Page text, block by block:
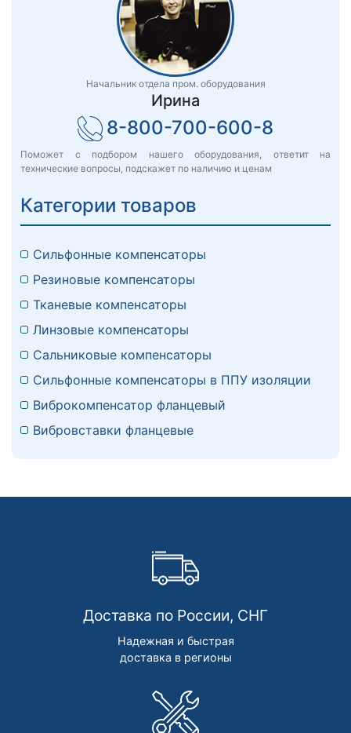
Начальник отдела пром. оборудования
Ирина
8-800-700-600-8
Поможет с подбором нашего оборудования, ответит на
технические вопросы, подскажет по наличию и ценам
Категории товаров
Сильфонные компенсаторы
Резиновые компенсаторы
Тканевые компенсаторы
Линзовые компенсаторы
Сальниковые компенсаторы
Сильфонные компенсаторы в ППУ изоляции
Виброкомпенсатор фланцевый
Вибровставки фланцевые
Доставка по России, СНГ
Надежная и быстрая
доставка в регионы